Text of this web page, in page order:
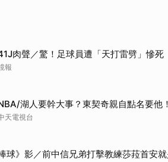
肉聲／驚！足球員遭「天打雷劈」慘
報
湖人要幹大事？東契奇親自點名要他
天電視台
球》影／前中信兄弟打擊教練莎菈首安